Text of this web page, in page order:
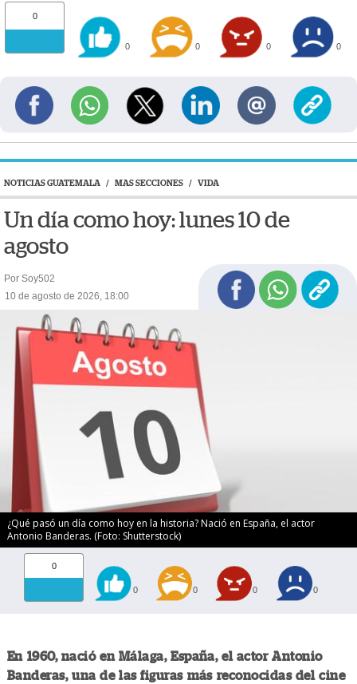
0
0 0 0 0
NOTICIAS GUATEMALA / MAS SECCIONES / VIDA
Un día como hoy: lunes 10 de
agosto
Por Soy502
10 de agosto de 2026, 18:00
¿Qué pasó un día como hoy en la historia? Nació en España, el actor
Antonio Banderas. (Foto: Shutterstock)
0
0 0 0 0
En 1960, nació en Málaga, España, el actor Antonio
Banderas, una de las figuras más reconocidas del cine